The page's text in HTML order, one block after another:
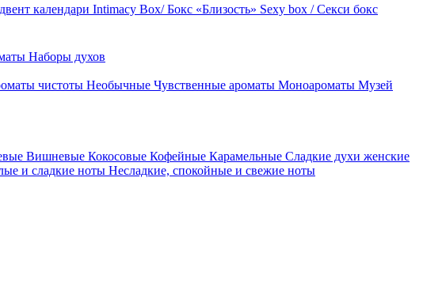
календари Intimacy Box/ Бокс «Близость» Sexy box / Секси бокс
Наборы духов
чистоты Необычные Чувственные ароматы Моноароматы Музей
Вишневые Кокосовые Кофейные Карамельные Сладкие духи женские
и сладкие ноты Несладкие, спокойные и свежие ноты